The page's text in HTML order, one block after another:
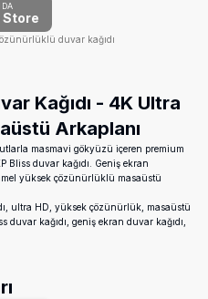
Store
duvar kağıdı
Kağıdı - 4K Ultra
Arkaplanı
masmavi gökyüzü içeren premium
duvar kağıdı. Geniş ekran
yüksek çözünürlüklü masaüstü
ultra HD, yüksek çözünürlük, masaüstü
kağıdı, geniş ekran duvar kağıdı,